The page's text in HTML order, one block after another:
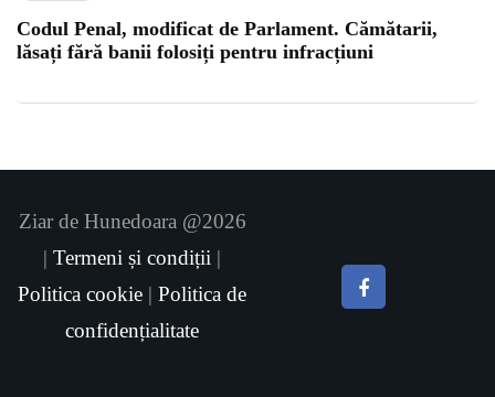
Codul Penal, modificat de Parlament. Cămătarii,
lăsați fără banii folosiți pentru infracțiuni
Ziar de Hunedoara @2026
| Termeni și condiții |
Politica cookie | Politica de
confidențialitate